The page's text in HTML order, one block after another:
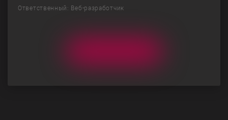
Ответственный: Веб-разработчик